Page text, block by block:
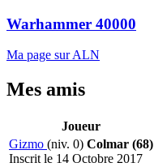
Warhammer 40000
Ma page sur ALN
Mes amis
Joueur
Gizmo (niv. 0) Colmar (68)
Inscrit le 14 Octobre 2017